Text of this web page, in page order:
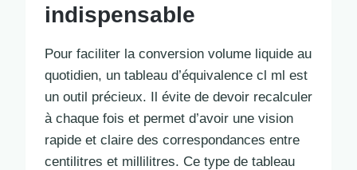
indispensable
Pour faciliter la conversion volume liquide au
quotidien, un tableau d’équivalence cl ml est
un outil précieux. Il évite de devoir recalculer
à chaque fois et permet d’avoir une vision
rapide et claire des correspondances entre
centilitres et millilitres. Ce type de tableau